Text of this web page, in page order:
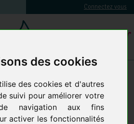
des cookies
des cookies et d'autres
suivi pour améliorer votre
navigation aux fins
activer les fonctionnalités
Connectez vous
- Electrode
Pour Nettoyeur Haute
Karcher